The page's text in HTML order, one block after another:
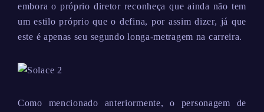
embora o próprio diretor reconheça que ainda não tem
um estilo próprio que o defina, por assim dizer, já que
este é apenas seu segundo longa-metragem na carreira.
Como mencionado anteriormente, o personagem de